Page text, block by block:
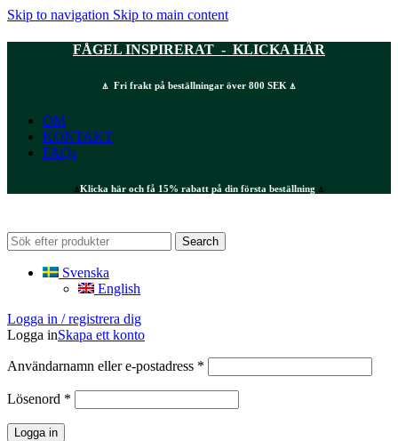
Skip to navigation Skip to main content
FÅGEL INSPIRERAT - KLICKA HÄR
⍋ Fri frakt på beställningar över 800 SEK ⍋
OM
KONTAKT
FAQs
⍋Klicka här och få 15% rabatt på din första beställning ⍋
Search
Svenska
English
Logga in / registrera dig
Logga inSkapa ett konto
Användarnamn eller e-postadress *
Lösenord *
Logga in